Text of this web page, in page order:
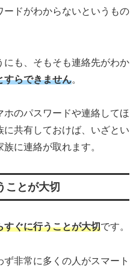
ードがわからないというもの
も、そもそも連絡先がわか
すらできません。
のパスワードや連絡してほ
に共有しておけば、いざとい
に連絡が取れます。
ことが大切
すぐに行うことが大切です。
非常に多くの人がスマート